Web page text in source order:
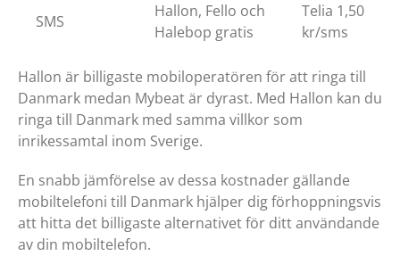
SMS
Hallon, Fello och
Halebop gratis
Telia 1,50
kr/sms
Hallon är billigaste mobiloperatören för att ringa till
Danmark medan Mybeat är dyrast. Med Hallon kan du
ringa till Danmark med samma villkor som
inrikessamtal inom Sverige.
En snabb jämförelse av dessa kostnader gällande
mobiltelefoni till Danmark hjälper dig förhoppningsvis
att hitta det billigaste alternativet för ditt användande
av din mobiltelefon.